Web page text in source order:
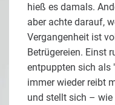
hieß es damals.
aber achte darauf,
Vergangenheit ist
Betrügereien. Einst
entpuppten sich als
immer wieder reibt
und stellt sich – wie